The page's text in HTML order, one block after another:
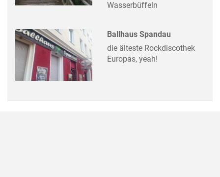
Wasserbüffeln
Ballhaus Spandau
die älteste Rockdiscothek
Europas, yeah!